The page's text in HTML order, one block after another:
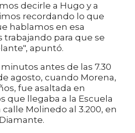
decirle a Hugo y a
recordando lo que
hablamos en esa
para que se
apuntó.
antes de las 7.30
agosto, cuando Morena,
fue asaltada en
que llegaba a la Escuela
Molinedo al 3.200, en